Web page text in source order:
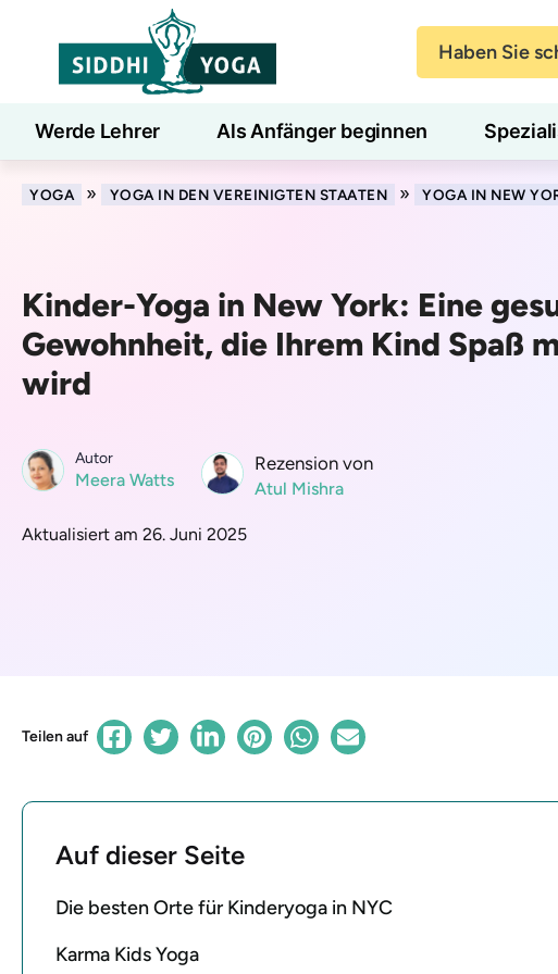
Haben Sie
Werde Lehrer Als Anfänger beginnen
Blog Lernen
YOGA » YOGA IN DEN VEREINIGTEN STAATEN » YOGA IN NEW
Kinder-Yoga in New York: Eine
Gewohnheit, die Ihrem Kind Spaß
wird
Autor
Meera Watts
Rezension von
Atul Mishra
Aktualisiert am 26. Juni 2025
Teilen auf
Auf dieser Seite
Die besten Orte für Kinderyoga in NYC
Karma Kids Yoga